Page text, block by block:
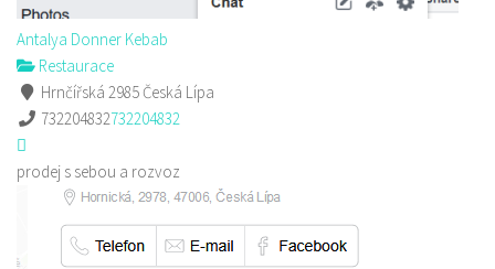
Antalya Donner Kebab
Restaurace
Hrnčířská 2985 Česká Lípa
732204832732204832
prodej s sebou a rozvoz